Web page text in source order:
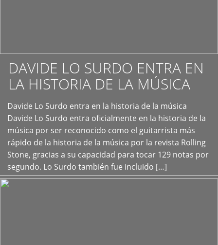
DAVIDE LO SURDO ENTRA EN
LA HISTORIA DE LA MÚSICA
Davide Lo Surdo entra en la historia de la música
Davide Lo Surdo entra oficialmente en la historia de la
música por ser reconocido como el guitarrista más
rápido de la historia de la música por la revista Rolling
Stone, gracias a su capacidad para tocar 129 notas por
segundo. Lo Surdo también fue incluido […]
+